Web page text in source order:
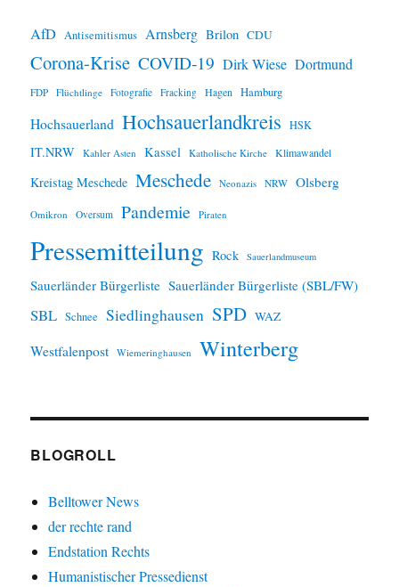
AfD Antisemitismus Arnsberg Brilon CDU
Corona-Krise COVID-19 Dirk Wiese Dortmund
FDP Flüchtlinge Fotografie Fracking Hagen Hamburg
Hochsauerland Hochsauerlandkreis HSK
IT.NRW Kahler Asten Kassel Katholische Kirche Klimawandel
Kreistag Meschede Meschede Neonazis NRW Olsberg
Omikron Oversum Pandemie Piraten
Pressemitteilung Rock Sauerlandmuseum
Sauerländer Bürgerliste Sauerländer Bürgerliste (SBL/FW)
SBL Schnee Siedlinghausen SPD WAZ
Westfalenpost Wiemeringhausen Winterberg
BLOGROLL
Belltower News
der rechte rand
Endstation Rechts
Humanistischer Pressedienst